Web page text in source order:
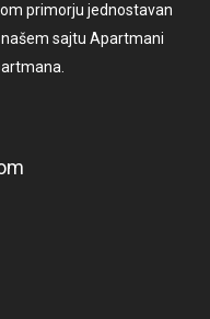
primorju jednostavan
sajtu Apartmani